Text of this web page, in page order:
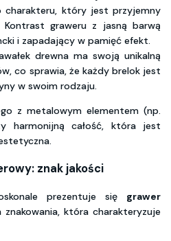
charakteru, który jest przyjemny
graweru z jasną barwą
i zapadający w pamięć efekt.
drewna ma swoją unikalną
co sprawia, że każdy brelok jest
w swoim rodzaju.
z metalowym elementem (np.
harmonijną całość, która jest
znak jakości
prezentuje się grawer
która charakteryzuje